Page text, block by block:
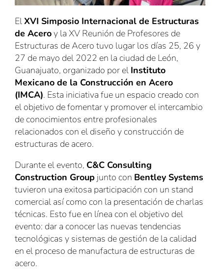
ElXVI Simposio Internacional de Estructuras
de Aceroy la XV Reunión de Profesores de
Estructuras de Acero tuvo lugar los días 25, 26 y
27 de mayo del 2022 en la ciudad de León,
Guanajuato, organizado por el Instituto
Mexicano de la Construcción en Acero
(IMCA). Esta iniciativa fue un espacio creado con
el objetivo de fomentar y promover el intercambio
de conocimientos entre profesionales
relacionados con el diseño y construcción de
estructuras de acero.
Durante el evento, C&C Consulting
Construction Group junto con Bentley Systems
tuvieron una exitosa participación con un stand
comercial así como con la presentación de charlas
técnicas. Esto fue en línea con el objetivo del
evento: dar a conocer las nuevas tendencias
tecnológicas y sistemas de gestión de la calidad
en el proceso de manufactura de estructuras de
acero.